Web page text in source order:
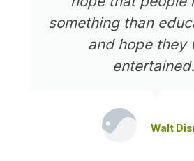
something than
and hope they
Walt